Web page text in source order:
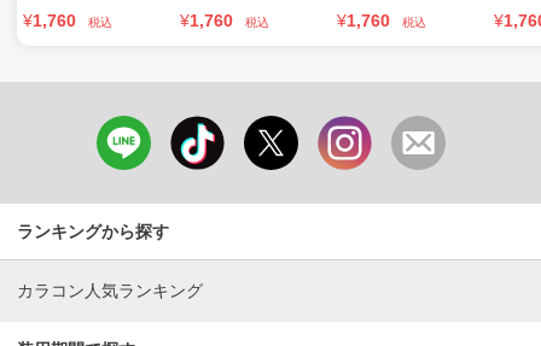
¥1,760 税込 ¥1,760 税込 ¥1,760 税込 ¥
ランキングから探す
カラコン人気ランキング